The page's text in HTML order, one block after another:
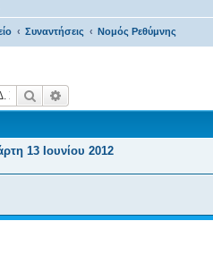
Συναντήσεις Νομός Ρεθύμνης‎
Αναζήτηση
13 Ιουνίου 2012